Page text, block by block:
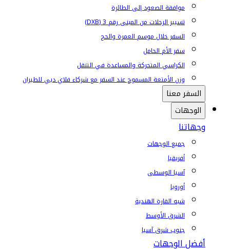
موافقة الصعود إلى الطائرة
تسيير الرحلات من المبنى رقم 3 (DXB)
السفر خلال موسم العمرة والحج
سفر الأم الحامل
الكراسي المتحركة والمساعدة في التنقل
وزن الأمتعة المسموح عند السفر مع شركاء فلاي دبي للطيران
السفر معنا
الوجهات
وجهاتنا
جميع الوجهات
أفريقيا
آسيا الوسطى
أوروبا
شبه القارة الهندية
الشرق الأوسط
جنوب شرق آسيا
أفضل الوجهات